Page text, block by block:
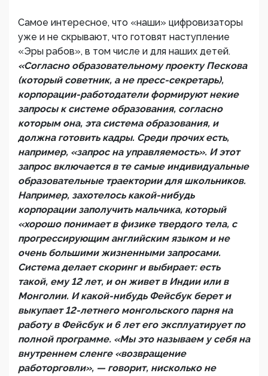
Самое интересное, что «наши» цифровизаторы
уже и не скрывают, что готовят наступление
«Эры рабов», в том числе и для наших детей.
«Согласно образовательному проекту Пескова
(который советник, а не пресс-секретарь),
корпорации-работодатели формируют некие
запросы к системе образования, согласно
которым она, эта система образования, и
должна готовить кадры. Среди прочих есть,
например, «запрос на управляемость». И этот
запрос включается в те самые индивидуальные
образовательные траектории для школьников.
Например, захотелось какой-нибудь
корпорации заполучить мальчика, который
«хорошо понимает в физике твердого тела, с
прогрессирующим английским языком и не
очень большими жизненными запросами.
Система делает скоринг и выбирает: есть
такой, ему 12 лет, и он живет в Индии или в
Монголии. И какой-нибудь Фейсбук берет и
выкупает 12-летнего монгольского парня на
работу в Фейсбук и 6 лет его эксплуатирует по
полной программе. «Мы это называем у себя на
внутреннем сленге «возвращение
работорговли», — говорит, нисколько не